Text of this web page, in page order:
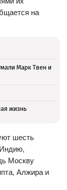
на
Марк Твен и
жизнь
шесть
Москву
Алжира и